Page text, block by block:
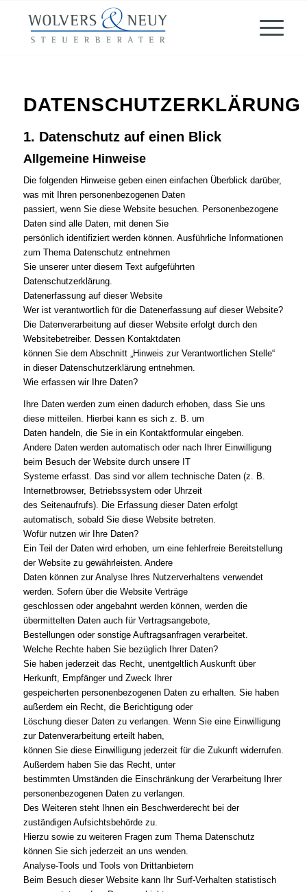
DATENSCHUTZERKLÄRUNG
1. Datenschutz auf einen Blick
Allgemeine Hinweise
Die folgenden Hinweise geben einen einfachen Überblick darüber,
was mit Ihren personenbezogenen Daten
passiert, wenn Sie diese Website besuchen. Personenbezogene
Daten sind alle Daten, mit denen Sie
persönlich identifiziert werden können. Ausführliche Informationen
zum Thema Datenschutz entnehmen
Sie unserer unter diesem Text aufgeführten
Datenschutzerklärung.
Datenerfassung auf dieser Website
Wer ist verantwortlich für die Datenerfassung auf dieser Website?
Die Datenverarbeitung auf dieser Website erfolgt durch den
Websitebetreiber. Dessen Kontaktdaten
können Sie dem Abschnitt „Hinweis zur Verantwortlichen Stelle“
in dieser Datenschutzerklärung entnehmen.
Wie erfassen wir Ihre Daten?
Ihre Daten werden zum einen dadurch erhoben, dass Sie uns
diese mitteilen. Hierbei kann es sich z. B. um
Daten handeln, die Sie in ein Kontaktformular eingeben.
Andere Daten werden automatisch oder nach Ihrer Einwilligung
beim Besuch der Website durch unsere IT
Systeme erfasst. Das sind vor allem technische Daten (z. B.
Internetbrowser, Betriebssystem oder Uhrzeit
des Seitenaufrufs). Die Erfassung dieser Daten erfolgt
automatisch, sobald Sie diese Website betreten.
Wofür nutzen wir Ihre Daten?
Ein Teil der Daten wird erhoben, um eine fehlerfreie Bereitstellung
der Website zu gewährleisten. Andere
Daten können zur Analyse Ihres Nutzerverhaltens verwendet
werden. Sofern über die Website Verträge
geschlossen oder angebahnt werden können, werden die
übermittelten Daten auch für Vertragsangebote,
Bestellungen oder sonstige Auftragsanfragen verarbeitet.
Welche Rechte haben Sie bezüglich Ihrer Daten?
Sie haben jederzeit das Recht, unentgeltlich Auskunft über
Herkunft, Empfänger und Zweck Ihrer
gespeicherten personenbezogenen Daten zu erhalten. Sie haben
außerdem ein Recht, die Berichtigung oder
Löschung dieser Daten zu verlangen. Wenn Sie eine Einwilligung
zur Datenverarbeitung erteilt haben,
können Sie diese Einwilligung jederzeit für die Zukunft widerrufen.
Außerdem haben Sie das Recht, unter
bestimmten Umständen die Einschränkung der Verarbeitung Ihrer
personenbezogenen Daten zu verlangen.
Des Weiteren steht Ihnen ein Beschwerderecht bei der
zuständigen Aufsichtsbehörde zu.
Hierzu sowie zu weiteren Fragen zum Thema Datenschutz
können Sie sich jederzeit an uns wenden.
Analyse-Tools und Tools von Drittanbietern
Beim Besuch dieser Website kann Ihr Surf-Verhalten statistisch